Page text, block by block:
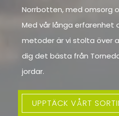
Norrbotten, med omsorg
Med vår långa erfarenhet
metoder är vi stolta över
dig det bästa från
jordar.
UPPTÄCK VÅRT